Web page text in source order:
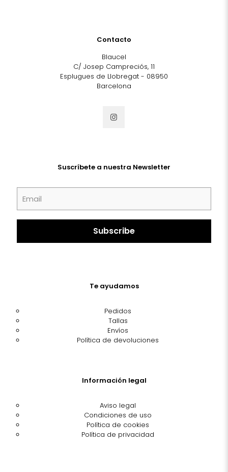
Contacto
Blaucel
C/ Josep Campreciós, 11
Esplugues de Llobregat - 08950
Barcelona
Suscríbete a nuestra Newsletter
Te ayudamos
Pedidos
Tallas
Envíos
Política de devoluciones
Información legal
Aviso legal
Condiciones de uso
Política de cookies
Política de privacidad